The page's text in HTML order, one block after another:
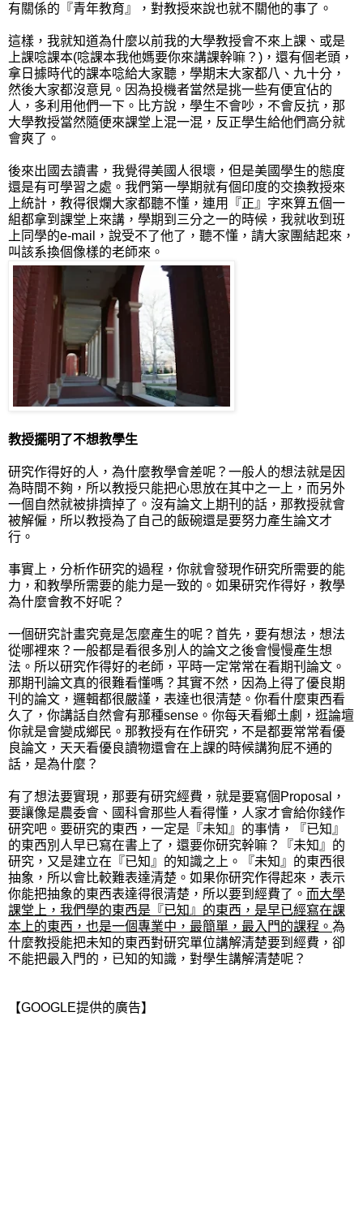
有關係的『青年教育』，對教授來說也就不關他的事了。
這樣，我就知道為什麼以前我的大學教授會不來上課、或是
上課唸課本(唸課本我他媽要你來講課幹嘛？)，還有個老頭，
拿日據時代的課本唸給大家聽，學期末大家都八、九十分，
然後大家都沒意見。因為投機者當然是挑一些有便宜佔的
人，多利用他們一下。比方說，學生不會吵，不會反抗，那
大學教授當然隨便來課堂上混一混，反正學生給他們高分就
會爽了。
後來出國去讀書，我覺得美國人很壞，但是美國學生的態度
還是有可學習之處。我們第一學期就有個印度的交換教授來
上統計，教得很爛大家都聽不懂，連用『正』字來算五個一
組都拿到課堂上來講，學期到三分之一的時候，我就收到班
上同學的e-mail，說受不了他了，聽不懂，請大家團結起來，
叫該系換個像樣的老師來。
教授擺明了不想教學生
研究作得好的人，為什麼教學會差呢？一般人的想法就是因
為時間不夠，所以教授只能把心思放在其中之一上，而另外
一個自然就被排擠掉了。沒有論文上期刊的話，那教授就會
被解僱，所以教授為了自己的飯碗還是要努力產生論文才
行。
事實上，分析作研究的過程，你就會發現作研究所需要的能
力，和教學所需要的能力是一致的。如果研究作得好，教學
為什麼會教不好呢？
一個研究計畫究竟是怎麼產生的呢？首先，要有想法，想法
從哪裡來？一般都是看很多別人的論文之後會慢慢產生想
法。所以研究作得好的老師，平時一定常常在看期刊論文。
那期刊論文真的很難看懂嗎？其實不然，因為上得了優良期
刊的論文，邏輯都很嚴謹 ，表達也很清楚。你看什麼東西看
久了，你講話自然會有那種sense。你每天看鄉土劇，逛論壇
你就是會變成鄉民。那教授有在作研究，不是都要常常看優
良論文，天天看優良讀物還會在上課的時候講狗屁不通的
話，是為什麼？
有了想法要實現，那要有研究經費，就是要寫個Proposal，
要讓像是農委會、國科會那些人看得懂，人家才會給你錢作
研究吧。要研究的東西，一定是『未知』的事情，『已知』
的東西別人早已寫在書上了，還要你研究幹嘛？
『未知』的
研究，又是建立在『已知』的知識之上 。『未知』的東西很
抽象，所以會比較難表達清楚。如果你研究作得起來，表示
你能把抽象的東西表達得很清楚，所以要到經費了。 而大學
課堂上，我們學的東西是『已知』的東西，是早已經寫在課
本上的東西，也是一個專業中，最簡單，最入門的課程。 為
什麼教授能把未知的東西對研究單位講解清楚要到經費，卻
不能把最入門的，已知的知識，對學生講解清楚呢？
【GOOGLE提供的廣告】